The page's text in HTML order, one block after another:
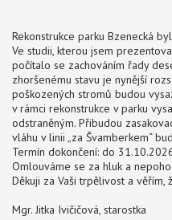
Rekonstrukce parku Bzenecká
Ve studii, kterou jsem
počítalo se zachováním řady
zhoršenému stavu je nynější
poškozených stromů budou
v rámci rekonstrukce v parku
odstraněným. Přibudou
vláhu v linii „za Švamberkem“
Termín dokončení: do
Omlouváme se za hluk a
Děkuji za Vaši trpělivost a
Mgr. Jitka Ivičičová, starostka